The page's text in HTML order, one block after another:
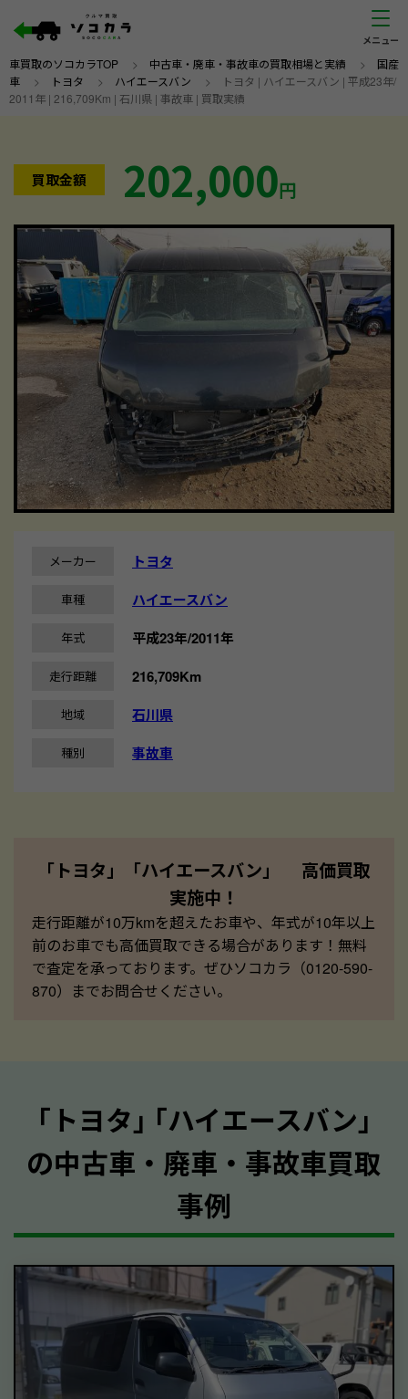
車買取のソコカラTOP > 中古車・廃車・事故車の買取相場と実績 > 国産
車 > トヨタ > ハイエースバン >
トヨタ | ハイエースバン | 平成23年/
2011年 | 216,709Km | 石川県 | 事故車 | 買取実績
買取金額 202,000円
メーカー トヨタ
車種 ハイエースバン
年式 平成23年/2011年
走行距離 216,709Km
地域 石川県
種別 事故車
「トヨタ」「ハイエースバン」 高価買取
実施中！
走行距離が10万kmを超えたお車や、年式が10年以上
前のお車でも高価買取できる場合があります！無料
で査定を承っております。ぜひソコカラ（0120-590-
870）までお問合せください。
｢トヨタ｣ ｢ハイエースバン｣
の中古車・廃車・事故車買取
事例